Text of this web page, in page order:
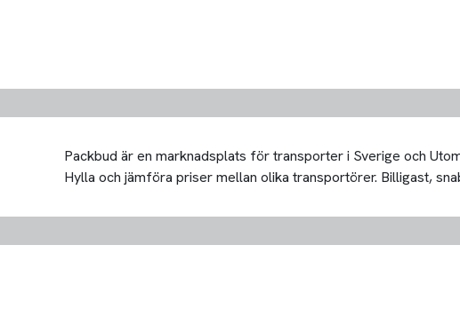
Packbud är en marknadsplats för transporter i Sverige och
Hylla och jämföra priser mellan olika transportörer. Billigast,